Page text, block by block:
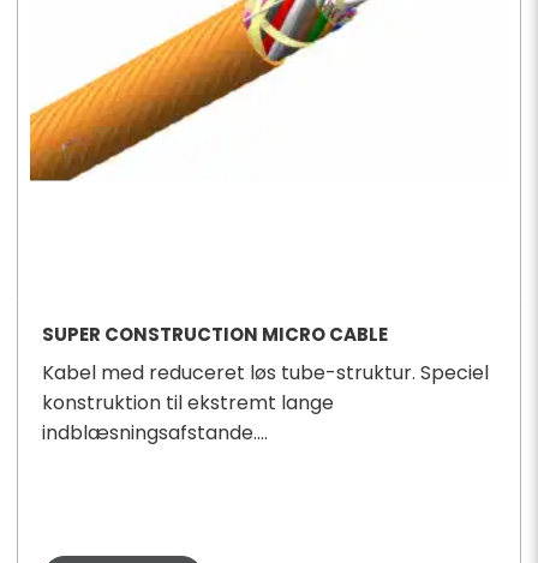
SUPER CONSTRUCTION MICRO CABLE
Kabel med reduceret løs tube-struktur. Speciel
konstruktion til ekstremt lange
indblæsningsafstande....